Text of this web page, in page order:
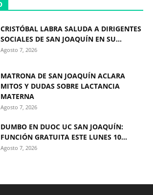
CRISTÓBAL LABRA SALUDA A DIRIGENTES
SOCIALES DE SAN JOAQUÍN EN SU...
Agosto 7, 2026
MATRONA DE SAN JOAQUÍN ACLARA
MITOS Y DUDAS SOBRE LACTANCIA
MATERNA
Agosto 7, 2026
DUMBO EN DUOC UC SAN JOAQUÍN:
FUNCIÓN GRATUITA ESTE LUNES 10...
Agosto 7, 2026